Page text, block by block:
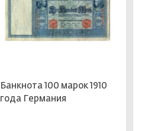
Банкнота 100 марок 1910
года Германия